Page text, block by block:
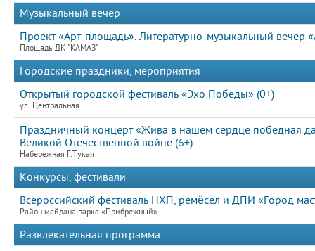
Музыкальный вечер
Проект «Арт-площадь». Литературно-музыкальный вечер
Площадь ДК "КАМАЗ"
Городские праздники, мероприятия
Открытый городской фестиваль «Эхо Победы» (0+)
ул. Центральная
Праздничный концерт «Жива в нашем сердце победная
Великой Отечественной войне (6+)
Набережная Г.Тукая
Конкурсы, фестивали
Всероссийский фестиваль НХП, ремёсел и ДПИ «Город
Район майдана парка «Прибрежный»
Развлекательная программа